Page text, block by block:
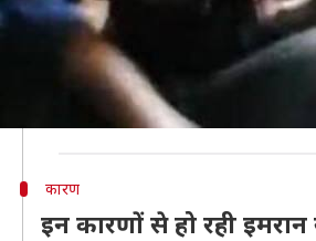
क्यों हो रहे हैं पाकिस्तान में
बता दें कि प्रधानमंत्री इमरान
जमीयत उलेमा-ए-हिंद प्रमुख
कराची से शुरू हुई ये आजादी मार्च
कारण
इन कारणों से हो रही